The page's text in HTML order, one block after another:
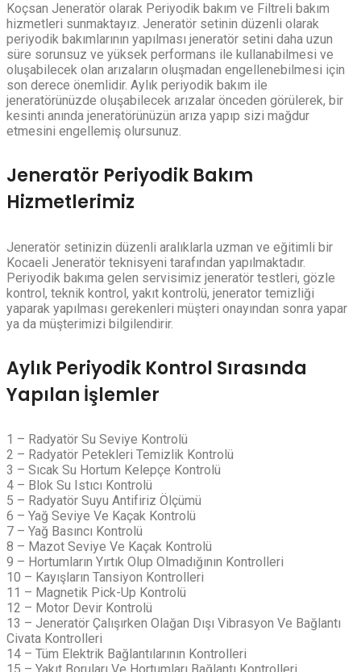
Koçsan Jeneratör olarak Periyodik bakım ve Filtreli bakım
hizmetleri sunmaktayız. Jeneratör setinin düzenli olarak
periyodik bakımlarının yapılması jeneratör setini daha uzun
süre sorunsuz ve yüksek performans ile kullanabilmesi ve
oluşabilecek olan arızaların oluşmadan engellenebilmesi için
son derece önemlidir. Aylık periyodik bakım ile
jeneratörünüzde oluşabilecek arızalar önceden görülerek, bir
kesinti anında jeneratörünüzün arıza yapıp sizi mağdur
etmesini engellemiş olursunuz.
Jeneratör Periyodik Bakım
Hizmetlerimiz
Jeneratör setinizin düzenli aralıklarla uzman ve eğitimli bir
Kocaeli Jeneratör teknisyeni tarafından yapılmaktadır.
Periyodik bakıma gelen servisimiz jeneratör testleri, gözle
kontrol, teknik kontrol, yakıt kontrolü, jenerator temizliği
yaparak yapılması gerekenleri müşteri onayından sonra yapar
ya da müşterimizi bilgilendirir.
Aylık Periyodik Kontrol Sırasında
Yapılan İşlemler
1 – Radyatör Su Seviye Kontrolü
2 – Radyatör Petekleri Temizlik Kontrolü
3 – Sıcak Su Hortum Kelepçe Kontrolü
4 – Blok Su Istıcı Kontrolü
5 – Radyatör Suyu Antifiriz Ölçümü
6 – Yağ Seviye Ve Kaçak Kontrolü
7 – Yağ Basıncı Kontrolü
8 – Mazot Seviye Ve Kaçak Kontrolü
9 – Hortumların Yırtık Olup Olmadığının Kontrolleri
10 – Kayışların Tansiyon Kontrolleri
11 – Magnetik Pick-Up Kontrolü
12 – Motor Devir Kontrolü
13 – Jeneratör Çalışırken Olağan Dışı Vibrasyon Ve Bağlantı
Civata Kontrolleri
14 – Tüm Elektrik Bağlantılarının Kontrolleri